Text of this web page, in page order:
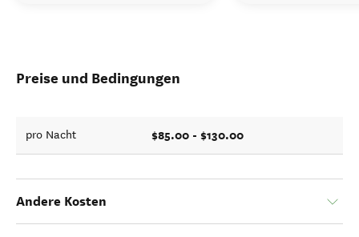
Preise und Bedingungen
pro Nacht $85.00 - $130.00
Andere Kosten